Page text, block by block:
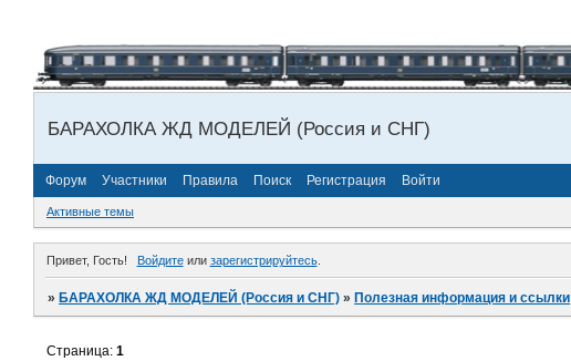
БАРАХОЛКА ЖД МОДЕЛЕЙ (Россия и СНГ)
Форум Участники Правила Поиск Регистрация Войти
Активные темы
Привет, Гость! Войдитеили зарегистрируйтесь.
»БАРАХОЛКА ЖД МОДЕЛЕЙ (Россия и СНГ) »Полезная информация и ссылки
Страница:1